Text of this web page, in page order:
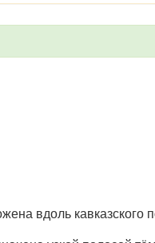
вдоль